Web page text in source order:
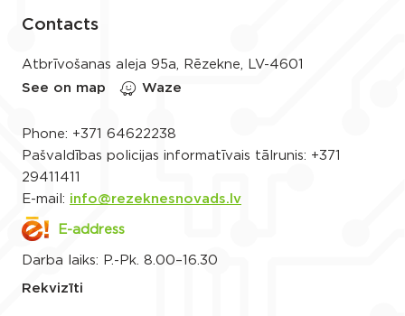
Contacts
Atbrīvošanas aleja 95a, Rēzekne, LV-4601
See on map
Waze
Phone: +371 64622238
Pašvaldības policijas informatīvais tālrunis: +371
29411411
E-mail: info@rezeknesnovads.lv
E-address
Darba laiks: P.-Pk. 8.00–16.30
Rekvizīti